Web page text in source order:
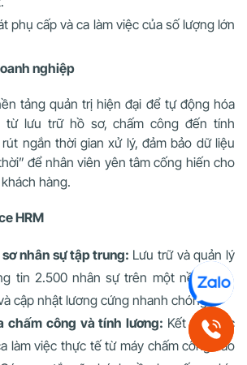
phụ cấp và ca làm việc của số lượng lớn
nghiệp
tảng quản trị hiện đại để tự động hóa
từ lưu trữ hồ sơ, chấm công đến tính
ngắn thời gian xử lý, đảm bảo dữ liệu
để nhân viên yên tâm cống hiến cho
hàng.
HRM
nhân sự tập trung: Lưu trữ và quản lý
tin 2.500 nhân sự trên một nền tảng,
cập nhật lương cứng nhanh chóng.
chấm công và tính lương: Kết nối trực
làm việc thực tế từ máy chấm công vào